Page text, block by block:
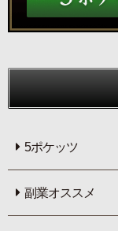
5ポケッツ
副業オススメ